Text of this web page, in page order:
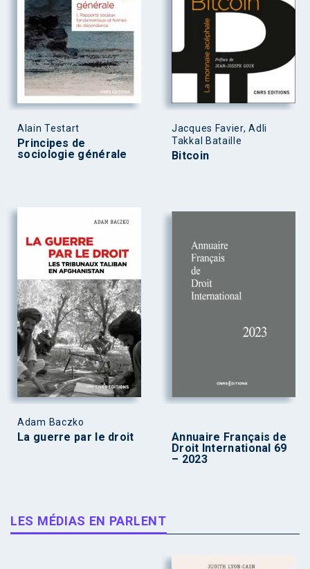
Alain Testart
Principes de
sociologie générale
Jacques Favier, Adli
Takkal Bataille
Bitcoin
Adam Baczko
La guerre par le droit
Annuaire Français de
Droit International 69
– 2023
LES MÉDIAS EN PARLENT